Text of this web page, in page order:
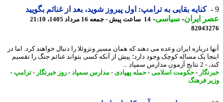
کنایه بقایی به ترامپ: اول پیروز شوید، بعد از غنائم بگویید
ایران- سیاسی-14 ساعت پیش - جمعه 16 مرداد 1405، 21:10
درباره ایران وعده می دهند که همان مسیر ونزوئلا را دنبال خواهند کرد. اما در
یک مساله کوچک وجود دارد؛ پیش از آنکه کسی بتواند غنائم جنگ را تقسیم
مدارس سمپاد ...
-حکومت اسلامی-حمله پهپادی-مدارس سمپاد-روز خبرنگار -ترامپ -
فرهنگ